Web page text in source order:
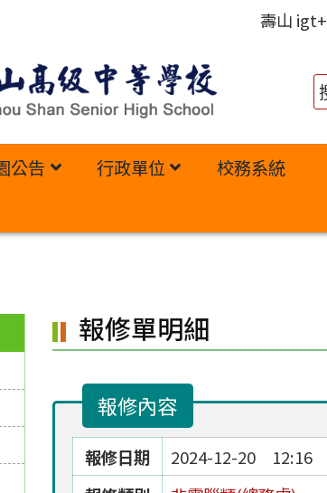
壽山 igt+
公告 行政單位 校務系統
報修單明細
報修內容
報修日期 2024-12-20 12:16